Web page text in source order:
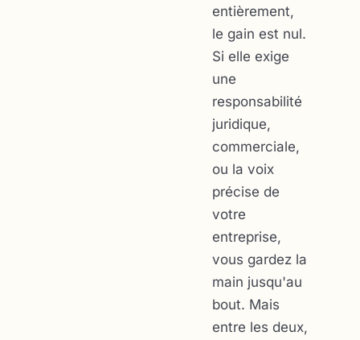
entièrement,
le gain est nul.
Si elle exige
une
responsabilité
juridique,
commerciale,
ou la voix
précise de
votre
entreprise,
vous gardez la
main jusqu'au
bout. Mais
entre les deux,